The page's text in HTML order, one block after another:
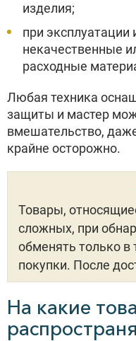
изделия;
при эксплуатации
некачественные
расходные
Любая техника
защиты и мастер
вмешательство,
крайне осторожно.
Товары,
сложных, при
обменять только в
покупки. После
На какие